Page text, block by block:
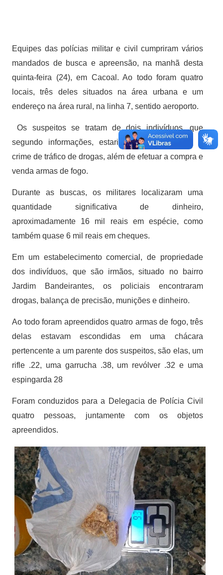
Equipes das polícias militar e civil cumpriram vários
mandados de busca e apreensão, na manhã desta
quinta-feira (24), em Cacoal. Ao todo foram quatro
locais, três deles situados na área urbana e um
endereço na área rural, na linha 7, sentido aeroporto.
Os suspeitos se tratam de dois indivíduos, que
segundo informações, estariam envolvidos com o
crime de tráfico de drogas, além de efetuar a compra e
venda armas de fogo.
Durante as buscas, os militares localizaram uma
quantidade significativa de dinheiro,
aproximadamente 16 mil reais em espécie, como
também quase 6 mil reais em cheques.
Em um estabelecimento comercial, de propriedade
dos indivíduos, que são irmãos, situado no bairro
Jardim Bandeirantes, os policiais encontraram
drogas, balança de precisão, munições e dinheiro.
Ao todo foram apreendidos quatro armas de fogo, três
delas estavam escondidas em uma chácara
pertencente a um parente dos suspeitos, são elas, um
rifle .22, uma garrucha .38, um revólver .32 e uma
espingarda 28
Foram conduzidos para a Delegacia de Polícia Civil
quatro pessoas, juntamente com os objetos
apreendidos.